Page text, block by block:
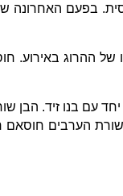
בפעם האחרונה
ההרוג באירוע.
עם בנו זיד. הבן
הערבים חוסאם